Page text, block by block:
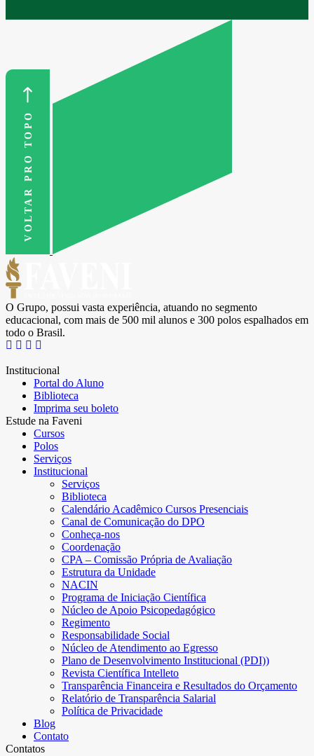
VOLTAR PRO TOPO
O Grupo, possui vasta experiência, atuando no segmento
educacional, com mais de 500 mil alunos e 300 polos espalhados em
todo o Brasil.
Institucional
Portal do Aluno
Biblioteca
Imprima seu boleto
Estude na Faveni
Cursos
Polos
Serviços
Institucional
Serviços
Biblioteca
Calendário Acadêmico Cursos Presenciais
Canal de Comunicação do DPO
Conheça-nos
Coordenação
CPA – Comissão Própria de Avaliação
Estrutura da Unidade
NACIN
Programa de Iniciação Científica
Núcleo de Apoio Psicopedagógico
Regimento
Responsabilidade Social
Núcleo de Atendimento ao Egresso
Plano de Desenvolvimento Institucional (PDI))
Revista Científica Intelleto
Transparência Financeira e Resultados do Orçamento
Relatório de Transparência Salarial
Política de Privacidade
Blog
Contato
Contatos